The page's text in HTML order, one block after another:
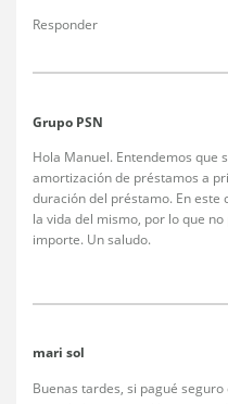
Responder
Grupo PSN
Hola Manuel. Entendemos que
amortización de préstamos a
duración del préstamo. En este
la vida del mismo, por lo que
importe. Un saludo.
mari sol
Buenas tardes, si pagué